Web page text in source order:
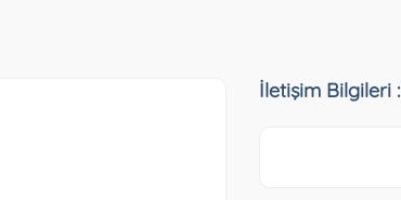
İletişim Bilgileri :